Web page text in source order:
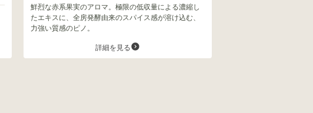
鮮烈な赤系果実のアロマ。極限の低収量による濃縮し
たエキスに、全房発酵由来のスパイス感が溶け込む、
力強い質感のピノ。
詳細を見る